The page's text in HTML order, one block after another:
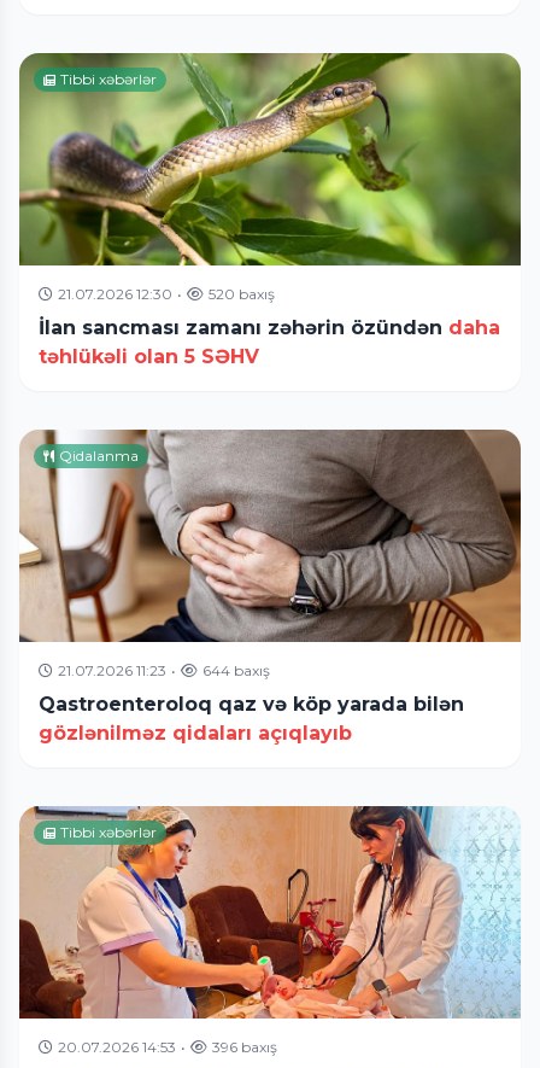
Tibbi xəbərlər
21.07.2026 12:30 • 520 baxış
İlan sancması zamanı zəhərin özündən daha
təhlükəli olan 5 SƏHV
Qidalanma
21.07.2026 11:23 • 644 baxış
Qastroenteroloq qaz və köp yarada bilən
gözlənilməz qidaları açıqlayıb
Tibbi xəbərlər
20.07.2026 14:53 • 396 baxış